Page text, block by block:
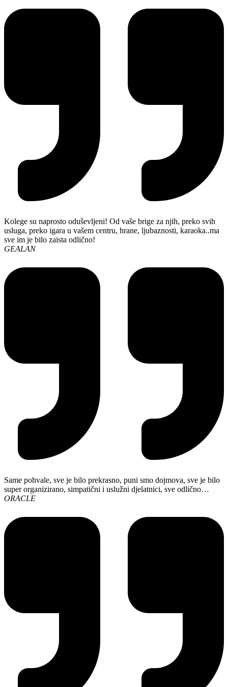
Kolege su naprosto oduševljeni! Od vaše brige za njih, preko svih
usluga, preko igara u vašem centru, hrane, ljubaznosti, karaoka..ma
sve im je bilo zaista odlično!
GEALAN
Same pohvale, sve je bilo prekrasno, puni smo dojmova, sve je bilo
super organizirano, simpatični i uslužni djelatnici, sve odlično…
ORACLE